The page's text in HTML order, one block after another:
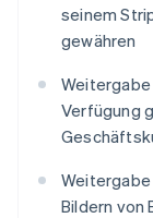
seinem
gewähren
Weitergabe
Verfügung
Bildern von